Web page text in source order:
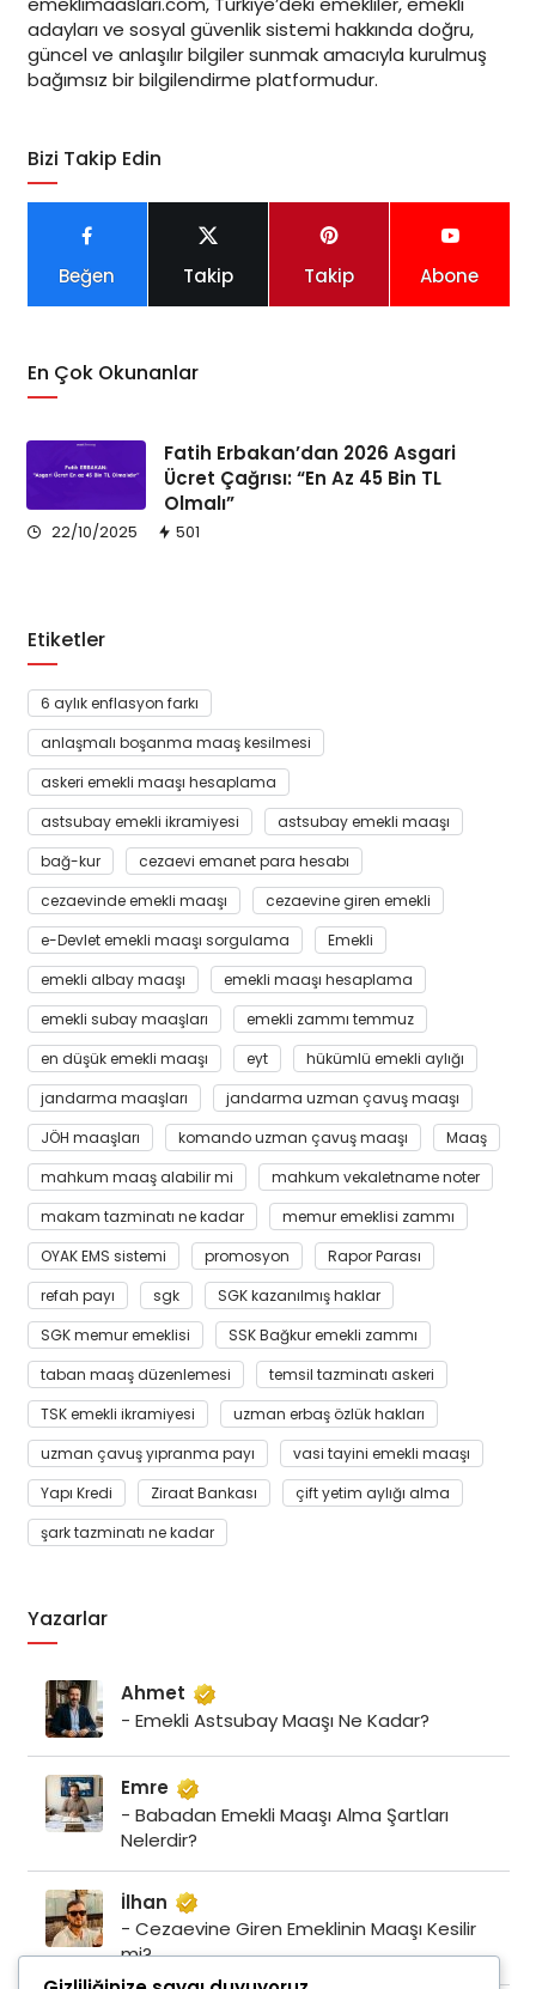
adayları ve sosyal güvenlik sistemi hakkında doğru,
güncel ve anlaşılır bilgiler sunmak amacıyla kurulmuş
bağımsız bir bilgilendirme platformudur.
Bizi Takip Edin
Beğen Takip Takip Abone
En Çok Okunanlar
Fatih Erbakan’dan 2026 Asgari
Ücret Çağrısı: “En Az 45 Bin TL
Olmalı”
22/10/2025 501
Etiketler
6 aylık enflasyon farkı
anlaşmalı boşanma maaş kesilmesi
askeri emekli maaşı hesaplama
astsubay emekli ikramiyesi
astsubay emekli maaşı
bağ-kur
cezaevi emanet para hesabı
cezaevinde emekli maaşı
cezaevine giren emekli
e-Devlet emekli maaşı sorgulama
Emekli
emekli albay maaşı
emekli maaşı hesaplama
emekli subay maaşları
emekli zammı temmuz
en düşük emekli maaşı
eyt
hükümlü emekli aylığı
jandarma maaşları
jandarma uzman çavuş maaşı
JÖH maaşları
komando uzman çavuş maaşı
Maaş
mahkum maaş alabilir mi
mahkum vekaletname noter
makam tazminatı ne kadar
memur emeklisi zammı
OYAK EMS sistemi
promosyon
Rapor Parası
refah payı
sgk
SGK kazanılmış haklar
SGK memur emeklisi
SSK Bağkur emekli zammı
taban maaş düzenlemesi
temsil tazminatı askeri
TSK emekli ikramiyesi
uzman erbaş özlük hakları
uzman çavuş yıpranma payı
vasi tayini emekli maaşı
Yapı Kredi
Ziraat Bankası
çift yetim aylığı alma
şark tazminatı ne kadar
Yazarlar
Ahmet
- Emekli Astsubay Maaşı Ne Kadar?
Emre
- Babadan Emekli Maaşı Alma Şartları
Nelerdir?
İlhan
- Cezaevine Giren Emeklinin Maaşı Kesilir
mi?